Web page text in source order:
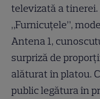
televizată a
„Furnicuțele”,
Antena 1,
surpriză de
alăturat în platou.
public legătura în